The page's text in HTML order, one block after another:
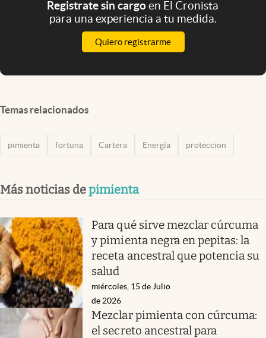
Registrate sin cargoen El Cronista
para una experiencia a tu medida.
Quiero registrarme
Temas relacionados
pimienta fortuna Cartera Energía proteccion
Más noticias depimienta
Para qué sirve mezclar cúrcuma
y pimienta negra en pepitas: la
receta ancestral que potencia su
salud
miércoles, 15 de Julio
de 2026
Mezclar pimienta con cúrcuma:
el secreto ancestral para